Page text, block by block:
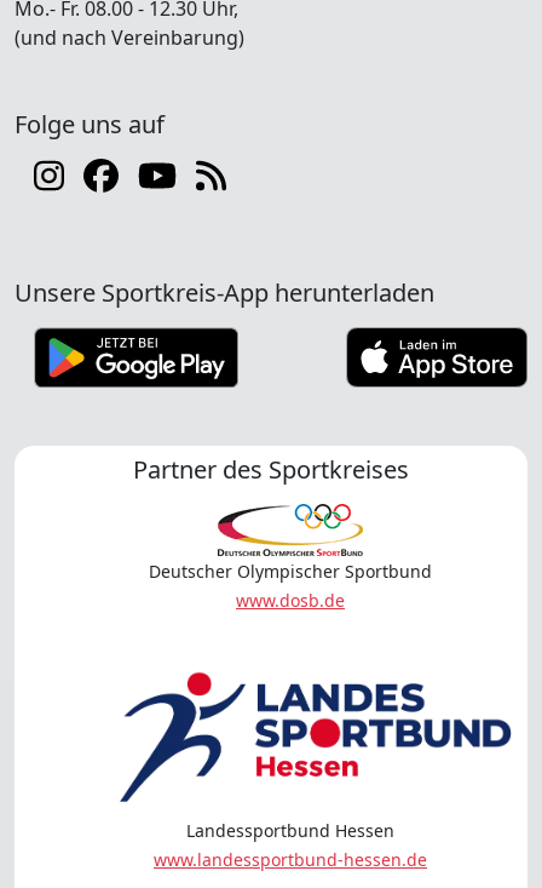
Mo.- Fr. 08.00 - 12.30 Uhr,
(und nach Vereinbarung)
Folge uns auf
Unsere Sportkreis-App herunterladen
Partner des Sportkreises
Deutscher Olympischer Sportbund
www.dosb.de
Landessportbund Hessen
www.landessportbund-hessen.de